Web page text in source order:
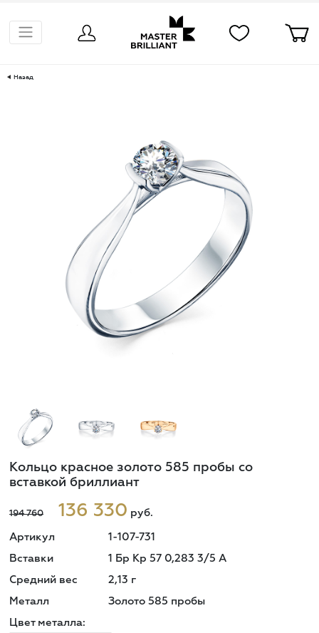
Назад
Кольцо красное золото 585 пробы со
вставкой бриллиант
194 760 136 330 руб.
Артикул 1-107-731
Вставки 1 Бр Кр 57 0,283 3/5 А
Средний вес 2,13 г
Металл Золото 585 пробы
Цвет металла: